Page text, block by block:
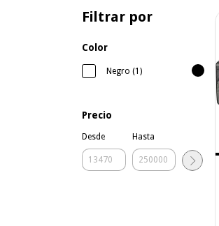
Filtrar por
Color
Negro (1)
Precio
Desde Hasta